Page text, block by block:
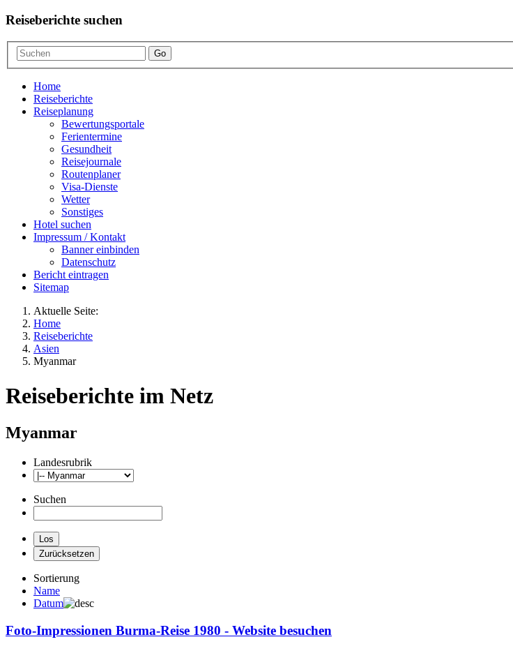
Reiseberichte suchen
Go
Home
Reiseberichte
Reiseplanung
Bewertungsportale
Ferientermine
Gesundheit
Reisejournale
Routenplaner
Visa-Dienste
Wetter
Sonstiges
Hotel suchen
Impressum / Kontakt
Banner einbinden
Datenschutz
Bericht eintragen
Sitemap
Aktuelle Seite:
Home
Reiseberichte
Asien
Myanmar
Reiseberichte im Netz
Myanmar
Landesrubrik
Suchen
Sortierung
Name
Datum
Foto-Impressionen Burma-Reise 1980 - Website besuchen